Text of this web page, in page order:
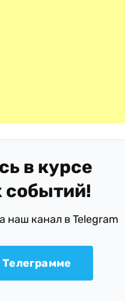
в курсе
событий!
наш канал в Telegram